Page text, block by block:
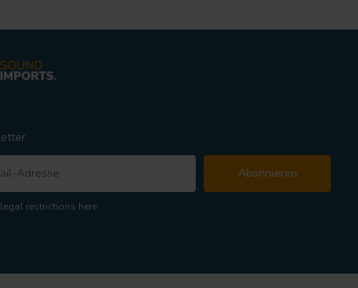
Abonnieren
restrictions here